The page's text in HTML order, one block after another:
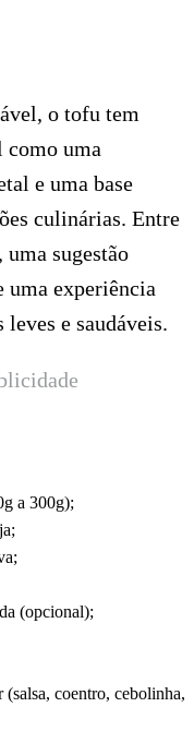
o tofu tem
como uma
e uma base
culinárias. Entre
uma sugestão
uma experiência
leves e saudáveis.
a 300g);
(opcional);
(salsa, coentro, cebolinha,